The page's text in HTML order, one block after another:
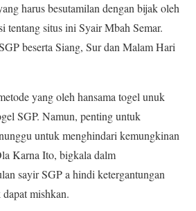
harus besutamilan dengan bijak oleh
tentang situs ini Syair Mbah Semar.
beserta Siang, Sur dan Malam Hari
yang oleh hansama togel unuk
SGP. Namun, penting untuk
untuk menghindari kemungkinan
Karna Ito, bigkala dalm
sayir SGP a hindi ketergantungan
mishkan.